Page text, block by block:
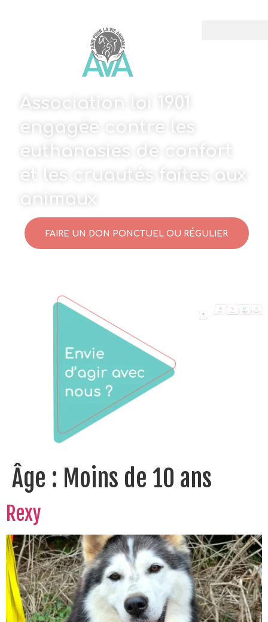
Association loi 1901
engagée contre les
euthanasies de confort
et les cruautés faites aux
animaux
FAIRE UN DON PONCTUEL OU RÉGULIER
Âge : Moins de 10 ans
Rexy